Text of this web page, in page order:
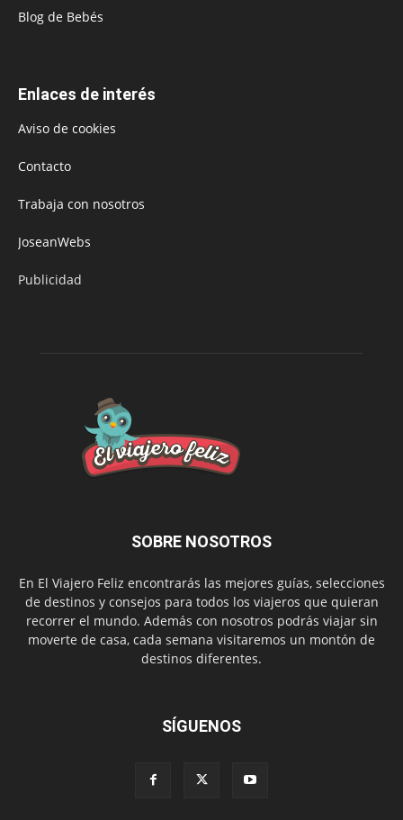
Blog de Bebés
Enlaces de interés
Aviso de cookies
Contacto
Trabaja con nosotros
JoseanWebs
Publicidad
SOBRE NOSOTROS
En El Viajero Feliz encontrarás las mejores guías, selecciones
de destinos y consejos para todos los viajeros que quieran
recorrer el mundo. Además con nosotros podrás viajar sin
moverte de casa, cada semana visitaremos un montón de
destinos diferentes.
SÍGUENOS